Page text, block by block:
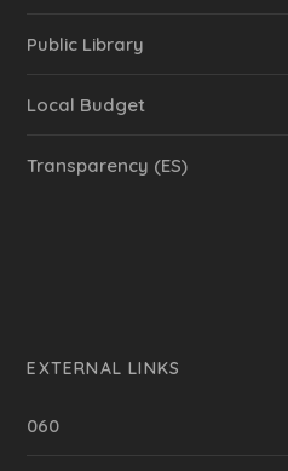
Public Library
Local Budget
Transparency (ES)
EXTERNAL LINKS
060